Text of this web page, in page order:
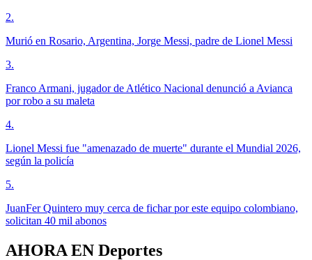
2.
Murió en Rosario, Argentina, Jorge Messi, padre de Lionel Messi
3.
Franco Armani, jugador de Atlético Nacional denunció a Avianca
por robo a su maleta
4.
Lionel Messi fue "amenazado de muerte" durante el Mundial 2026,
según la policía
5.
JuanFer Quintero muy cerca de fichar por este equipo colombiano,
solicitan 40 mil abonos
AHORA EN Deportes